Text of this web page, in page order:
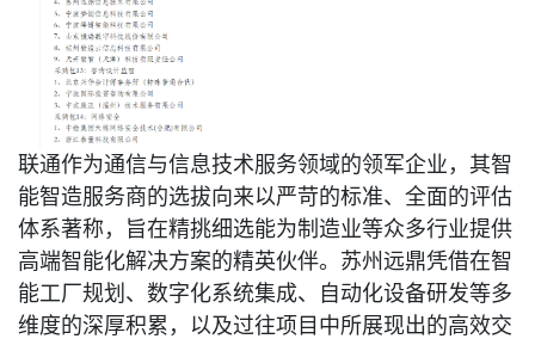
联通作为通信与信息技术服务领域的领军企业，其智
能智造服务商的选拔向来以严苛的标准、全面的评估
体系著称，旨在精挑细选能为制造业等众多行业提供
高端智能化解决方案的精英伙伴。苏州远鼎凭借在智
能工厂规划、数字化系统集成、自动化设备研发等多
维度的深厚积累，以及过往项目中所展现出的高效交